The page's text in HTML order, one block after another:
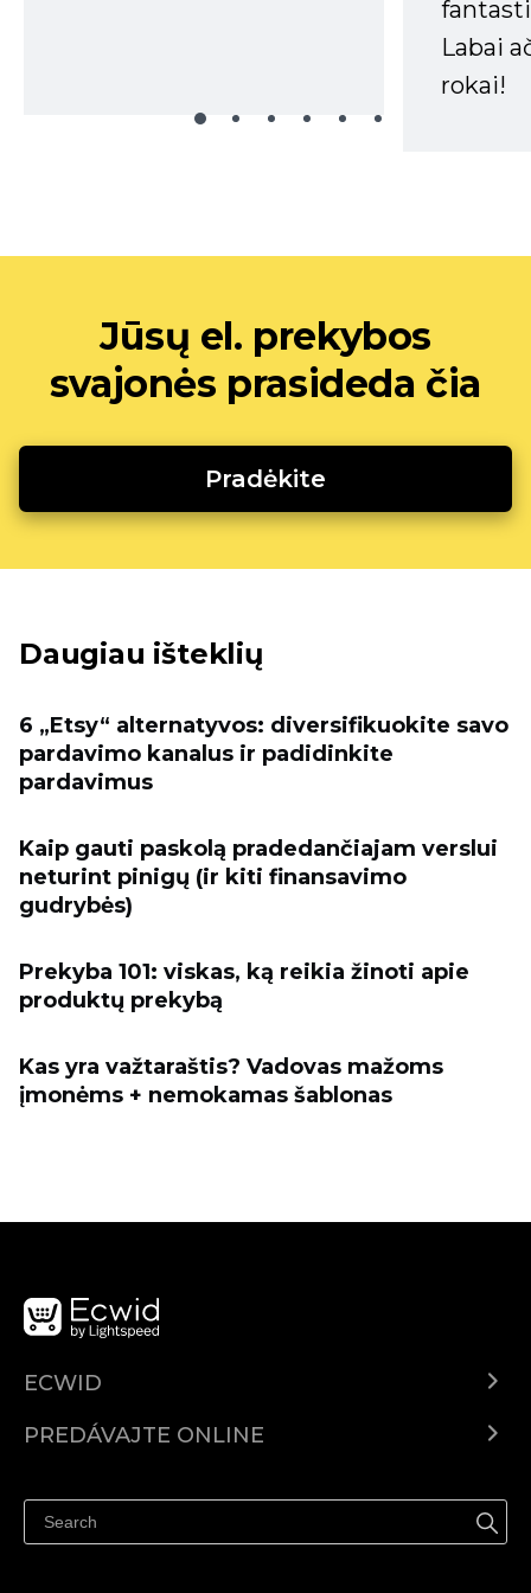
Labai
rokai!
Jūsų el. prekybos
svajonės prasideda čia
Pradėkite
Daugiau išteklių
6 „Etsy“ alternatyvos: diversifikuokite savo
pardavimo kanalus ir padidinkite
pardavimus
Kaip gauti paskolą pradedančiajam verslui
neturint pinigų (ir kiti finansavimo
gudrybės)
Prekyba 101: viskas, ką reikia žinoti apie
produktų prekybą
Kas yra važtaraštis? Vadovas mažoms
įmonėms + nemokamas šablonas
ECWID
Cenník
PREDÁVAJTE ONLINE
Predávajte na Facebook
Predávať na Instagram